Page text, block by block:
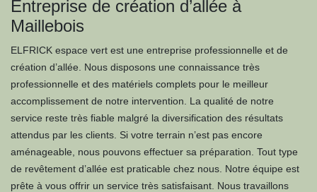
Entreprise de création d’allée à
Maillebois
ELFRICK espace vert est une entreprise professionnelle et de
création d’allée. Nous disposons une connaissance très
professionnelle et des matériels complets pour le meilleur
accomplissement de notre intervention. La qualité de notre
service reste très fiable malgré la diversification des résultats
attendus par les clients. Si votre terrain n’est pas encore
aménageable, nous pouvons effectuer sa préparation. Tout type
de revêtement d’allée est praticable chez nous. Notre équipe est
prête à vous offrir un service très satisfaisant. Nous travaillons